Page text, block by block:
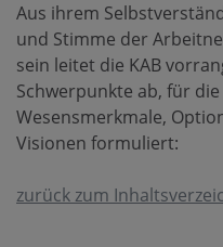
Aus ihrem
und Stimme der
sein leitet die KAB
Schwerpunkte ab, für
Wesensmerkmale,
Visionen formuliert:
zurück zum